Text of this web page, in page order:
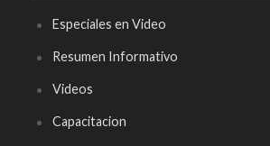
Especiales en Video
Resumen Informativo
Videos
Capacitacion